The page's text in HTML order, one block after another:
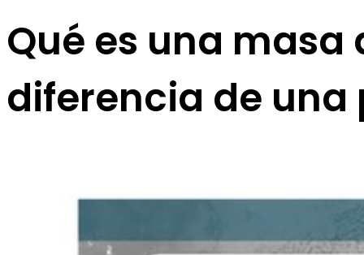
Qué es una
diferencia de una